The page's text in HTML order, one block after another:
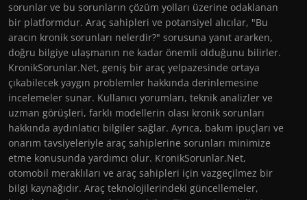
sorunlar ve bu sorunların çözüm yolları üzerine odaklanan
bir platformdur. Araç sahipleri ve potansiyel alıcılar, "Bu
aracın kronik sorunları nelerdir?" sorusuna yanıt ararken,
doğru bilgiye ulaşmanın ne kadar önemli olduğunu bilirler.
KronikSorunlar.Net, geniş bir araç yelpazesinde ortaya
çıkabilecek yaygın problemler hakkında derinlemesine
incelemeler sunar. Kullanıcı yorumları, teknik analizler ve
uzman görüşleri, farklı modellerin olası kronik sorunları
hakkında aydınlatıcı bilgiler sağlar. Ayrıca, bakım ipuçları ve
onarım tavsiyeleriyle araç sahiplerine sorunları minimize
etme konusunda yardımcı olur. KronikSorunlar.Net,
otomobil meraklıları ve araç sahipleri için vazgeçilmez bir
bilgi kaynağıdır. Araç teknolojilerindeki güncellemeler,